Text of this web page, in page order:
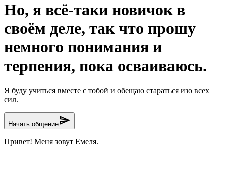
Но, я всё-таки новичок в
своём деле, так что прошу
немного понимания и
терпения, пока осваиваюсь.
Я буду учиться вместе с тобой и обещаю стараться изо всех
сил.
Начать общениеsend
Привет! Меня зовут Емеля.